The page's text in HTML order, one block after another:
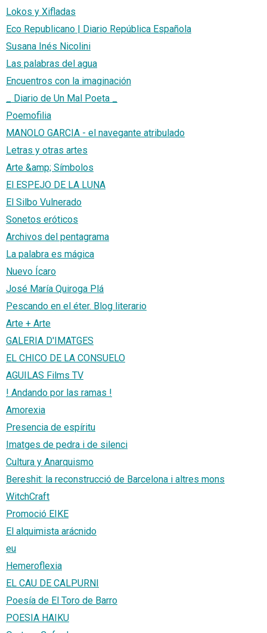
Lokos y Xifladas
Eco Republicano | Diario República Española
Susana Inés Nicolini
Las palabras del agua
Encuentros con la imaginación
_ Diario de Un Mal Poeta _
Poemofilia
MANOLO GARCIA - el navegante atribulado
Letras y otras artes
Arte &amp; Símbolos
El ESPEJO DE LA LUNA
El Silbo Vulnerado
Sonetos eróticos
Archivos del pentagrama
La palabra es mágica
Nuevo Ícaro
José María Quiroga Plá
Pescando en el éter. Blog literario
Arte + Arte
GALERIA D'IMATGES
EL CHICO DE LA CONSUELO
AGUILAS Films TV
! Andando por las ramas !
Amorexia
Presencia de espíritu
Imatges de pedra i de silenci
Cultura y Anarquismo
Bereshit: la reconstrucció de Barcelona i altres mons
WitchCraft
Promoció EIKE
El alquimista arácnido
eu
Hemeroflexia
EL CAU DE CALPURNI
Poesía de El Toro de Barro
POESIA HAIKU